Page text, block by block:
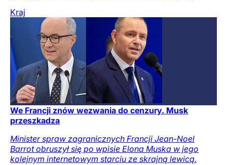
Kraj
We Francji znów wezwania do cenzury. Musk
przeszkadza
Minister spraw zagranicznych Francji Jean-Noel
Barrot obruszył się po wpisie Elona Muska w jego
kolejnym internetowym starciu ze skrajną lewicą.